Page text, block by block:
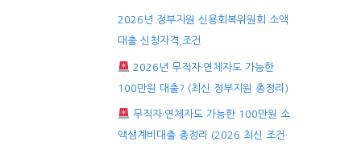
2026년 정부지원 신용회복위원회 소액
대출 신청자격,조건
2026년 무직자·연체자도 가능한
100만원 대출? (최신 정부지원 총정리)
무직자·연체자도 가능한 100만원 소
액생계비대출 총정리 (2026 최신 조건·